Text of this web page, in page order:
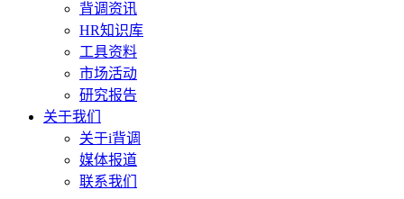
背调资讯
HR知识库
工具资料
市场活动
研究报告
关于我们
关于i背调
媒体报道
联系我们